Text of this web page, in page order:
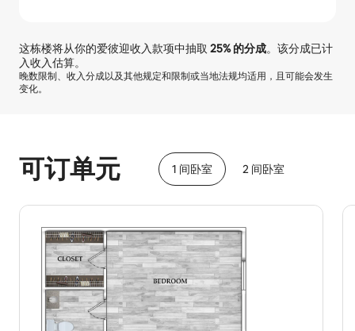
这栋楼将从你的爱彼迎收入款项中抽取 25%的分成。该分成已计
入收入估算。
晚数限制、收入分成以及其他规定和限制或当地法规均适用，且可能会发生
变化。
可订单元 1 间卧室 2 间卧室